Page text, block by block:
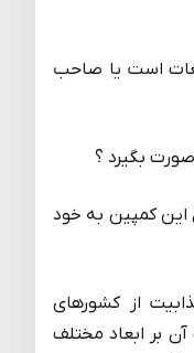
است یا صاحب
بگیرد ؟
این کمپین به خود
از کشورهای
بر ابعاد مختلف